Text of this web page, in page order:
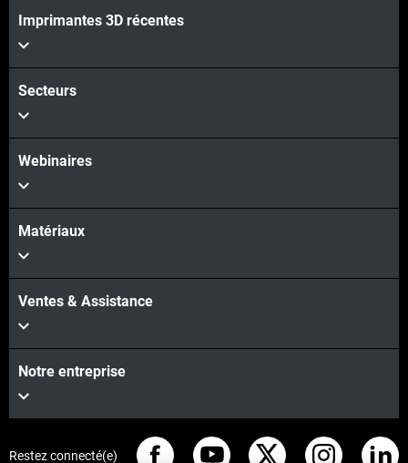
Imprimantes 3D récentes
Secteurs
Webinaires
Matériaux
Ventes & Assistance
Notre entreprise
Restez connecté(e)